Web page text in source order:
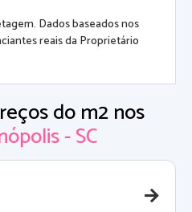
Dados baseados nos
reais da Proprietário
do m2 nos
- SC